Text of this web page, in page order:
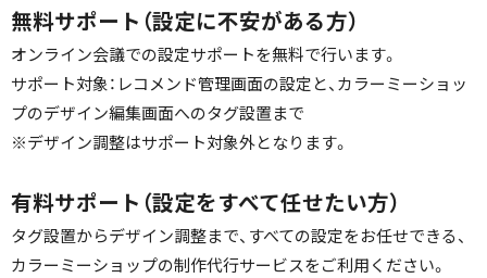
無料サポート（設定に不安がある方）
オンライン会議での設定サポートを無料で行います。
サポート対象：レコメンド管理画面の設定と、カラーミーショッ
プのデザイン編集画面へのタグ設置まで
※デザイン調整はサポート対象外となります。
有料サポート（設定をすべて任せたい方）
タグ設置からデザイン調整まで、すべての設定をお任せできる、
カラーミーショップの制作代行サービスをご利用ください。